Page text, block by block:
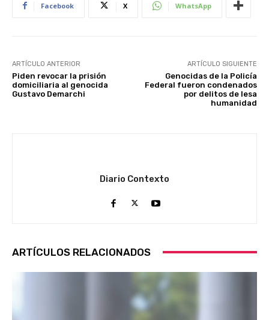
Facebook X WhatsApp
ARTÍCULO ANTERIOR
Piden revocar la prisión
domiciliaria al genocida
Gustavo Demarchi
ARTÍCULO SIGUIENTE
Genocidas de la Policía
Federal fueron condenados
por delitos de lesa
humanidad
Diario Contexto
ARTÍCULOS RELACIONADOS